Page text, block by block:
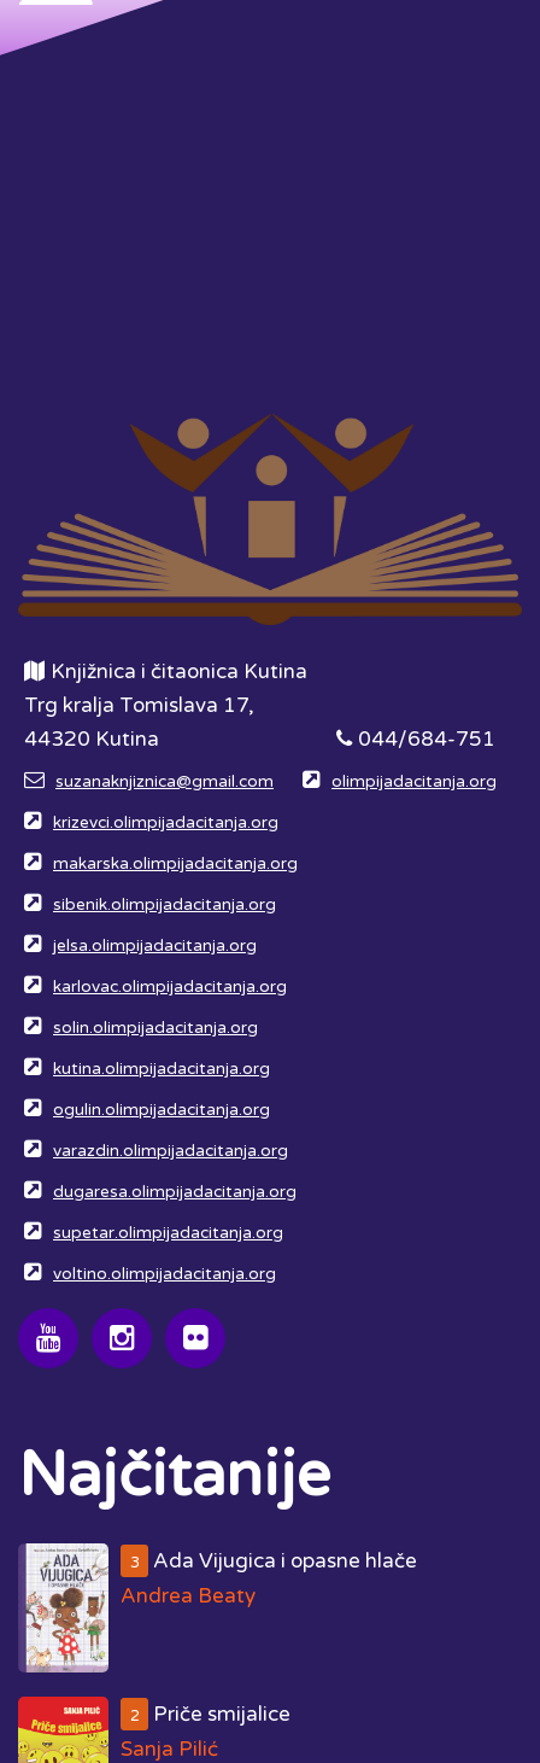
Knjižnica i čitaonica Kutina
Trg kralja Tomislava 17,
44320 Kutina
044/684-751
suzanaknjiznica@gmail.com olimpijadacitanja.org
krizevci.olimpijadacitanja.org
makarska.olimpijadacitanja.org
sibenik.olimpijadacitanja.org
jelsa.olimpijadacitanja.org
karlovac.olimpijadacitanja.org
solin.olimpijadacitanja.org
kutina.olimpijadacitanja.org
ogulin.olimpijadacitanja.org
varazdin.olimpijadacitanja.org
dugaresa.olimpijadacitanja.org
supetar.olimpijadacitanja.org
voltino.olimpijadacitanja.org
Najčitanije
3
Ada Vijugica i opasne hlače
Andrea Beaty
2
Priče smijalice
Sanja Pilić